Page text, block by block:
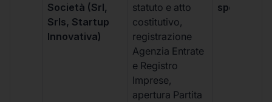
Società (Srl,
Srls, Startup
Innovativa)
statuto e atto
costitutivo,
registrazione
Agenzia Entrate
e Registro
Imprese,
apertura Partita
spese